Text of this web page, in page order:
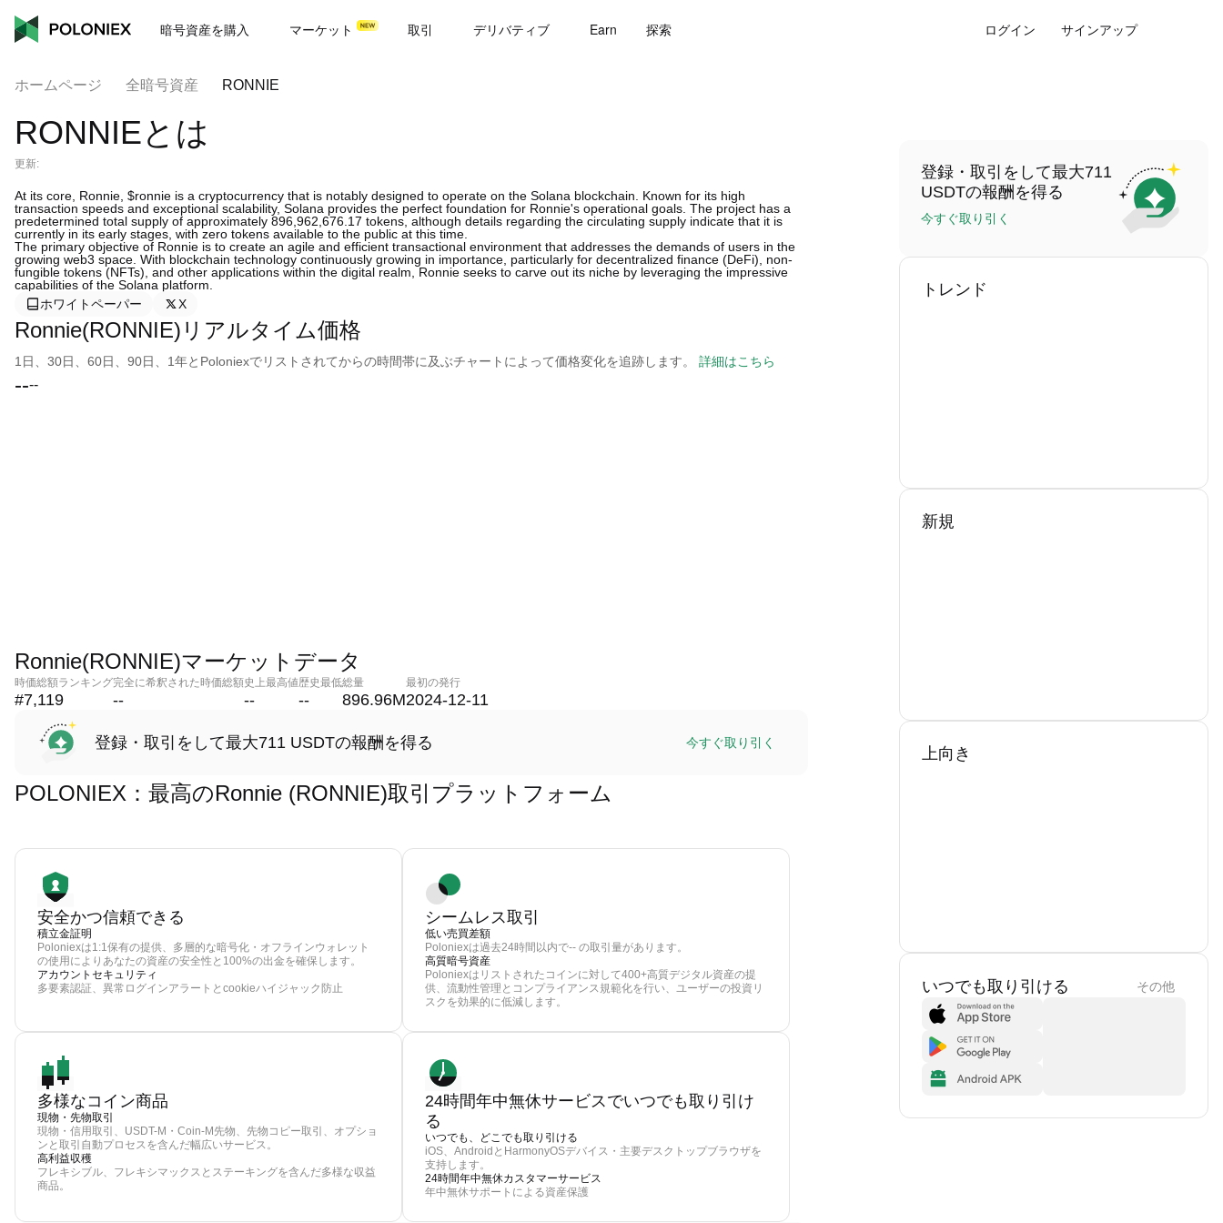
暗号資産を購入 マーケット 取引 デリバティブ Earn 探索 ログイン サインアップ
ホームページ 全暗号資産 RONNIE
RONNIEとは
更新:
At its core, Ronnie, $ronnie is a cryptocurrency that is notably designed to operate on the Solana blockchain. Known for its high
transaction speeds and exceptional scalability, Solana provides the perfect foundation for Ronnie's operational goals. The project has a
predetermined total supply of approximately 896,962,676.17 tokens, although details regarding the circulating supply indicate that it is
currently in its early stages, with zero tokens available to the public at this time.
The primary objective of Ronnie is to create an agile and efficient transactional environment that addresses the demands of users in the
growing web3 space. With blockchain technology continuously growing in importance, particularly for decentralized finance (DeFi), non-
fungible tokens (NFTs), and other applications within the digital realm, Ronnie seeks to carve out its niche by leveraging the impressive
capabilities of the Solana platform.
ホワイトペーパー
X
Ronnie(RONNIE)リアルタイム価格
1日、30日、60日、90日、1年とPoloniexでリストされてからの時間帯に及ぶチャートによって価格変化を追跡します。 詳細はこちら
----
Ronnie(RONNIE)マーケットデータ
時価総額ランキング
#7,119
完全に希釈された時価総額
--
史上最高値
--
歴史最低
--
総量
896.96M
最初の発行
2024-12-11
登録・取引をして最大711 USDTの報酬を得る 今すぐ取り引く
POLONIEX：最高のRonnie (RONNIE)取引プラットフォーム
安全かつ信頼できる
積立金証明
Poloniexは1:1保有の提供、多層的な暗号化・オフラインウォレット
の使用によりあなたの資産の安全性と100%の出金を確保します。
アカウントセキュリティ
多要素認証、異常ログインアラートとcookieハイジャック防止
シームレス取引
低い売買差額
Poloniexは過去24時間以内で-- の取引量があります。
高質暗号資産
Poloniexはリストされたコインに対して400+高質デジタル資産の提
供、流動性管理とコンプライアンス規範化を行い、ユーザーの投資リ
スクを効果的に低減します。
多様なコイン商品
現物・先物取引
現物・信用取引、USDT-M・Coin-M先物、先物コピー取引、オプショ
ンと取引自動プロセスを含んだ幅広いサービス。
高利益収穫
フレキシブル、フレキシマックスとステーキングを含んだ多様な収益
商品。
24時間年中無休サービスでいつでも取り引け
る
いつでも、どこでも取り引ける
iOS、AndroidとHarmonyOSデバイス・主要デスクトップブラウザを
支持します。
24時間年中無休カスタマーサービス
年中無休サポートによる資産保護
登録・取引をして最大711
USDTの報酬を得る
今すぐ取り引く
トレンド
新規
上向き
いつでも取り引ける その他